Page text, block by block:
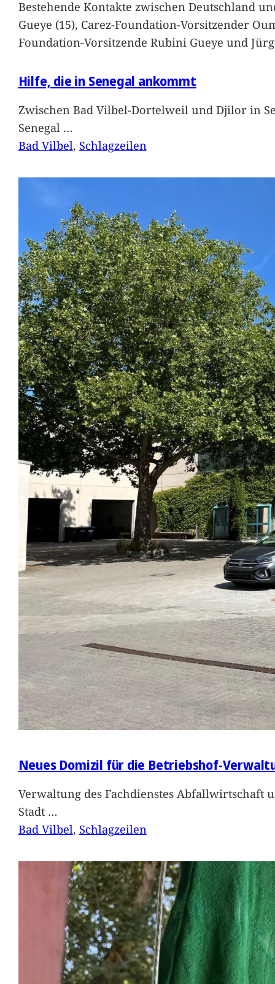
Bestehende Kontakte zwischen Deutschland
Gueye (15), Carez-Foundation-Vorsitzender
Foundation-Vorsitzende Rubini Gueye und
Hilfe, die in Senegal ankommt
Zwischen Bad Vilbel-Dortelweil und Djilor in
Senegal …
Bad Vilbel, Schlagzeilen
Neues Domizil für die Betriebshof-
Verwaltung des Fachdienstes Abfallwirtschaft
Stadt …
Bad Vilbel, Schlagzeilen